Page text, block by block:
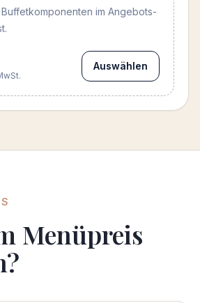
im Angebots-
Auswählen
Menüpreis